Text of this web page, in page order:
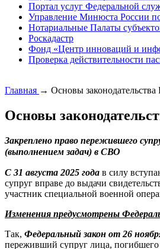
Портал услуг Федеральной
Управление Минюста России
Нотариальные Палаты
Роскадастр
Фонд «Центр инноваций и
Проверка действительности
Главная → Основы
Основы
Закреплено право пережившего
(выполнением задач) в СВО
С 31 августа 2025 года в силу
супруг вправе до выдачи
участник специальной военной
Изменения предусмотрены
Так, Федеральный закон от 26
переживший супруг лица,